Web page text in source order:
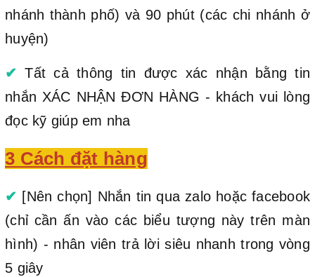
nhánh thành phố) và 90 phút (các chi nhánh ở
huyện)
✔ Tất cả thông tin được xác nhận bằng tin
nhắn XÁC NHẬN ĐƠN HÀNG - khách vui lòng
đọc kỹ giúp em nha
3 Cách đặt hàng
✔ [Nên chọn] Nhắn tin qua zalo hoặc facebook
(chỉ cần ấn vào các biểu tượng này trên màn
hình) - nhân viên trả lời siêu nhanh trong vòng
5 giây